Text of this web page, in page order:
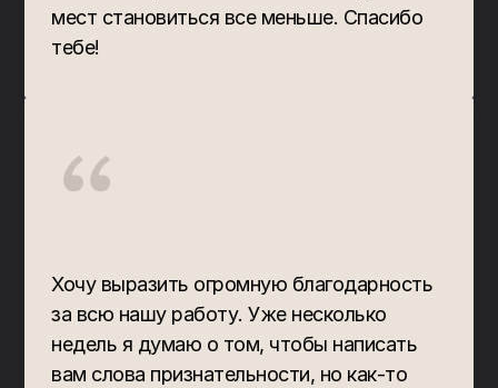
мест становиться все меньше. Спасибо
тебе!
“
Хочу выразить огромную благодарность
за всю нашу работу. Уже несколько
недель я думаю о том, чтобы написать
вам слова признательности, но как-то